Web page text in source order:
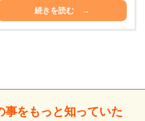
続きを読む →
事をもっと知っていた